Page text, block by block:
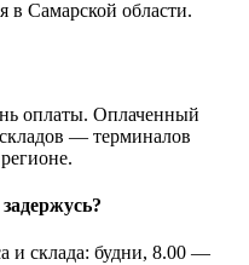
в Самарской области.
оплаты. Оплаченный
— терминалов
и склада: будни, 8.00 —